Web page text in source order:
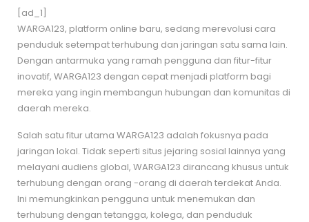
[ad_1]
WARGA123, platform online baru, sedang merevolusi cara
penduduk setempat terhubung dan jaringan satu sama lain.
Dengan antarmuka yang ramah pengguna dan fitur-fitur
inovatif, WARGA123 dengan cepat menjadi platform bagi
mereka yang ingin membangun hubungan dan komunitas di
daerah mereka.
Salah satu fitur utama WARGA123 adalah fokusnya pada
jaringan lokal. Tidak seperti situs jejaring sosial lainnya yang
melayani audiens global, WARGA123 dirancang khusus untuk
terhubung dengan orang -orang di daerah terdekat Anda.
Ini memungkinkan pengguna untuk menemukan dan
terhubung dengan tetangga, kolega, dan penduduk